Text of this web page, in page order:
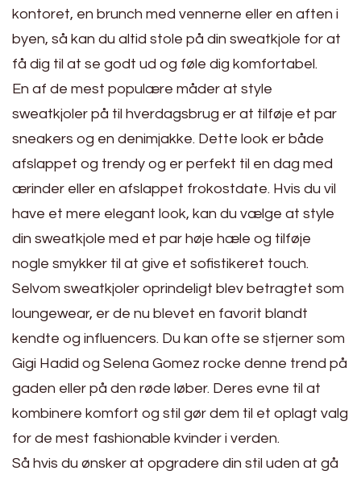
kontoret, en brunch med vennerne eller en aften i
byen, så kan du altid stole på din sweatkjole for at
få dig til at se godt ud og føle dig komfortabel.
En af de mest populære måder at style
sweatkjoler på til hverdagsbrug er at tilføje et par
sneakers og en denimjakke. Dette look er både
afslappet og trendy og er perfekt til en dag med
ærinder eller en afslappet frokostdate. Hvis du vil
have et mere elegant look, kan du vælge at style
din sweatkjole med et par høje hæle og tilføje
nogle smykker til at give et sofistikeret touch.
Selvom sweatkjoler oprindeligt blev betragtet som
loungewear, er de nu blevet en favorit blandt
kendte og influencers. Du kan ofte se stjerner som
Gigi Hadid og Selena Gomez rocke denne trend på
gaden eller på den røde løber. Deres evne til at
kombinere komfort og stil gør dem til et oplagt valg
for de mest fashionable kvinder i verden.
Så hvis du ønsker at opgradere din stil uden at gå